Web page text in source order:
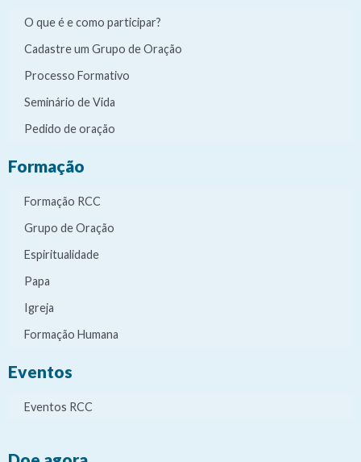
O que é e como participar?
Cadastre um Grupo de Oração
Processo Formativo
Seminário de Vida
Pedido de oração
Formação
Formação RCC
Grupo de Oração
Espiritualidade
Papa
Igreja
Formação Humana
Eventos
Eventos RCC